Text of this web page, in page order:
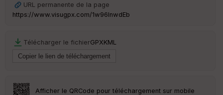
URL permanente de la page
https://www.visugpx.com/1w96InwdEb
Télécharger le fichierGPXKML
Afficher le QRCode pour téléchargement sur mobile